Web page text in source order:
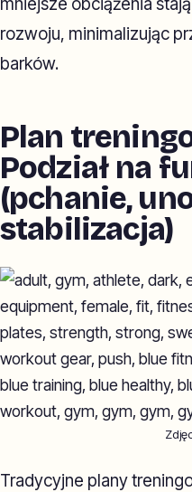
rozwoju, minimalizując
barków.
Plan
Podział na
(pchanie,
stabilizacja)
Tradycyjne plany